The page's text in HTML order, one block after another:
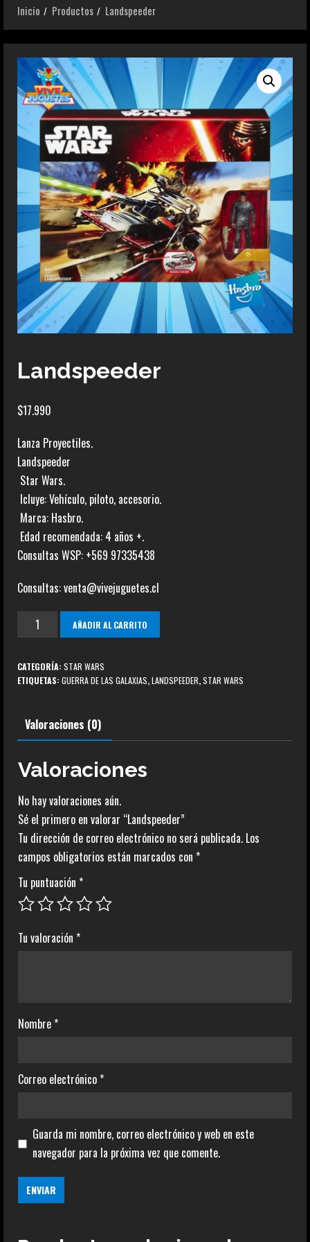
Inicio
Productos Landspeeder
Landspeeder
$17.990
Lanza Proyectiles.
Landspeeder
Star Wars.
Icluye: Vehículo, piloto, accesorio.
Marca: Hasbro.
Edad recomendada: 4 años +.
Consultas WSP: +569 97335438
Consultas: venta@vivejuguetes.cl
LandspeederAÑADIR AL CARRITO
CATEGORÍA: STAR WARS
ETIQUETAS: GUERRA DE LAS GALAXIAS,LANDSPEEDER,STAR WARS
Valoraciones (0)
Valoraciones
No hay valoraciones aún.
Sé el primero en valorar “Landspeeder”
Tu dirección de correo electrónico no será publicada. Los
campos obligatorios están marcados con *
Tu puntuación *
Tu valoración *
Nombre *
Correo electrónico *
Guarda mi nombre, correo electrónico y web en este
navegador para la próxima vez que comente.